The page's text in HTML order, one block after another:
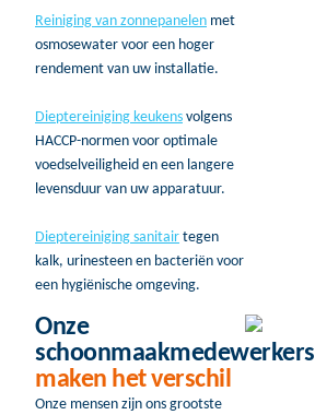
Reiniging van zonnepanelen met
osmosewater voor een hoger
rendement van uw installatie.
Dieptereiniging keukens volgens
HACCP-normen voor optimale
voedselveiligheid en een langere
levensduur van uw apparatuur.
Dieptereiniging sanitair tegen
kalk, urinesteen en bacteriën voor
een hygiënische omgeving.
Onze
schoonmaakmedewerkers
maken het verschil
Onze mensen zijn ons grootste